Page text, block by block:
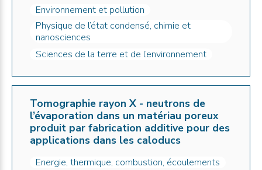
Environnement et pollution
Physique de l’état condensé, chimie et
nanosciences
Sciences de la terre et de l’environnement
Tomographie rayon X - neutrons de
l’évaporation dans un matériau poreux
produit par fabrication additive pour des
applications dans les caloducs
Energie, thermique, combustion, écoulements